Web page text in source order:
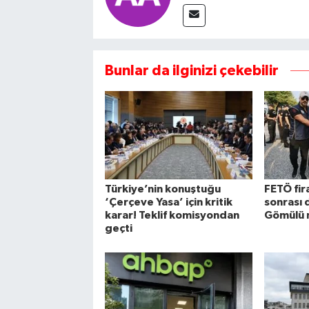
Bunlar da ilginizi çekebilir
Türkiye’nin konuştuğu
‘Çerçeve Yasa’ için kritik
karar! Teklif komisyondan
geçti
FETÖ
sonrası
Gömülü